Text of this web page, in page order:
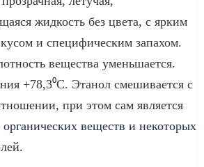
жидкость без цвета, с ярким
и специфическим запахом.
вещества уменьшается.
+78,3⁰С. Этанол смешивается с
при этом сам является
органических веществ и некоторых